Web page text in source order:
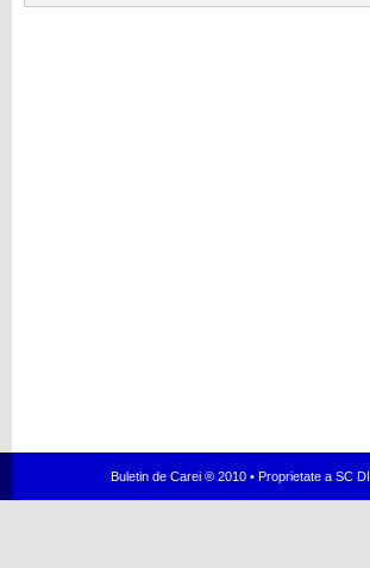
Buletin de Carei ® 2010 • Proprietate a SC